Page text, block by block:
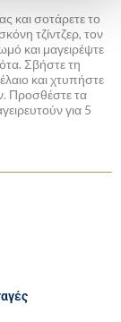
και σοτάρετε το
τζίντζερ, τον
και μαγειρέψτε
Σβήστε τη
και χτυπήστε
Προσθέστε τα
για 5